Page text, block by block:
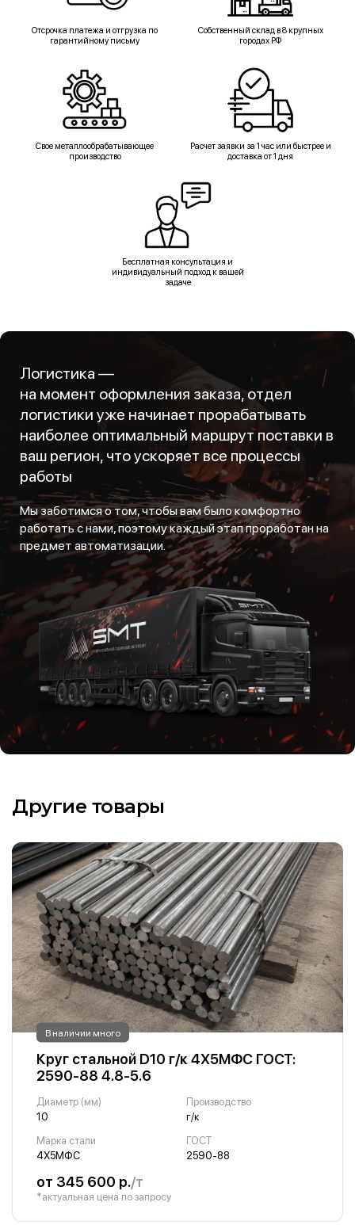
Отсрочка платежа и отгрузка по
гарантийному письму
Собственный склад в 8 крупных
городах РФ
Свое металлообрабатывающее
производство
Расчет заявки за 1 час или быстрее и
доставка от 1 дня
Бесплатная консультация и
индивидуальный подход к вашей
задаче
Логистика —
на момент оформления заказа, отдел
логистики уже начинает прорабатывать
наиболее оптимальный маршрут поставки в
ваш регион, что ускоряет все процессы
работы
Мы заботимся о том, чтобы вам было комфортно
работать с нами, поэтому каждый этап проработан на
предмет автоматизации.
Другие товары
В наличии много
Круг стальной D10 г/к 4Х5МФС ГОСТ:
2590-88 4.8-5.6
Диаметр (мм)
10
Производство
г/к
Марка стали
4Х5МФС
ГОСТ
2590-88
от 345 600 р./т
*актуальная цена по запросу